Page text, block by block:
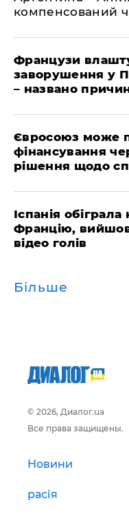
компенсований
Французи
заворушення у
– названо
Євросоюз може
фінансування
рішення щодо
Іспанія
Францію,
відео голів
Більше
© 2026, Диалог.ua
Все права защищены.
Новини
расія